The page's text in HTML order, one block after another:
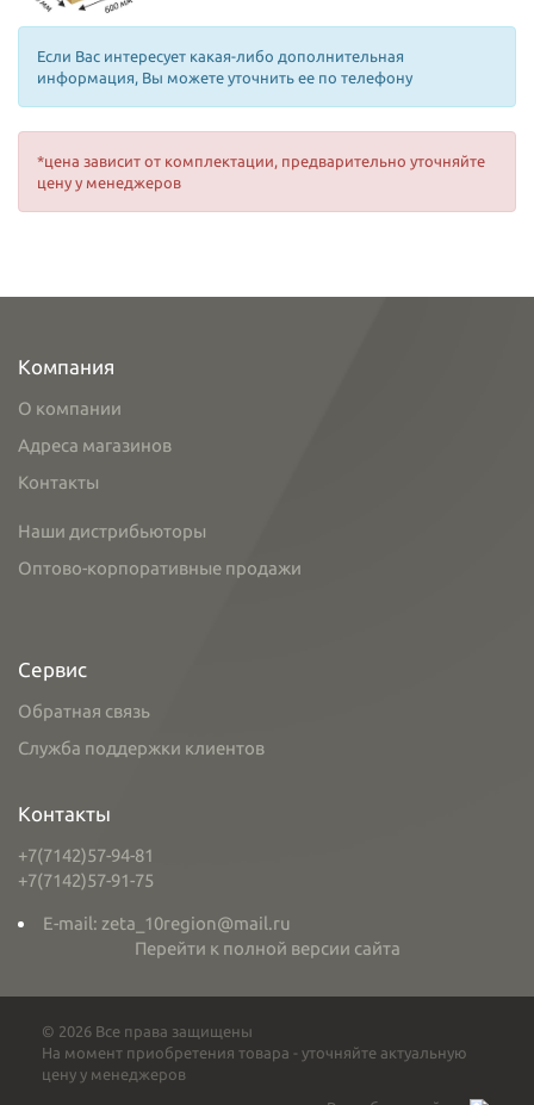
Если Вас интересует какая-либо дополнительная
информация, Вы можете уточнить ее по телефону
*цена зависит от комплектации, предварительно уточняйте
цену у менеджеров
Компания
О компании
Адреса магазинов
Контакты
Наши дистрибьюторы
Оптово-корпоративные продажи
Сервис
Обратная связь
Служба поддержки клиентов
Контакты
+7(7142)57-94-81
+7(7142)57-91-75
E-mail: zeta_10region@mail.ru
Перейти к полной версии сайта
© 2026 Все права защищены
На момент приобретения товара - уточняйте актуальную
цену у менеджеров